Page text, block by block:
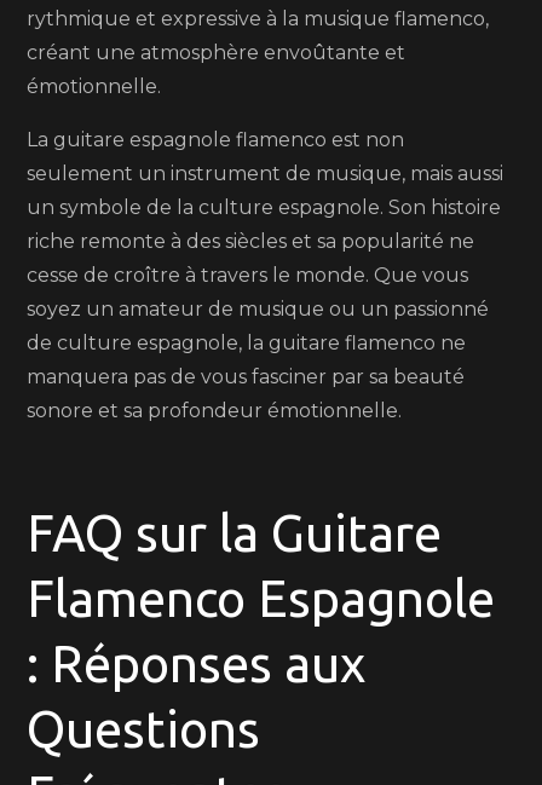
rythmique et expressive à la musique flamenco,
créant une atmosphère envoûtante et
émotionnelle.
La guitare espagnole flamenco est non
seulement un instrument de musique, mais aussi
un symbole de la culture espagnole. Son histoire
riche remonte à des siècles et sa popularité ne
cesse de croître à travers le monde. Que vous
soyez un amateur de musique ou un passionné
de culture espagnole, la guitare flamenco ne
manquera pas de vous fasciner par sa beauté
sonore et sa profondeur émotionnelle.
FAQ sur la Guitare
Flamenco Espagnole
: Réponses aux
Questions